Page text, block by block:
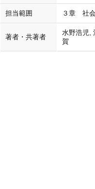
担当範囲 ３章 社
著者・共著者
水野浩児,
賀